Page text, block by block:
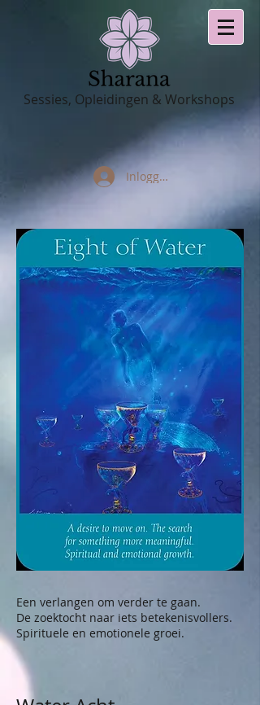
Sessies, Opleidingen & Workshops
Inloggen
Een verlangen om verder te gaan.
De zoektocht naar iets betekenisvollers.
Spirituele en emotionele groei.